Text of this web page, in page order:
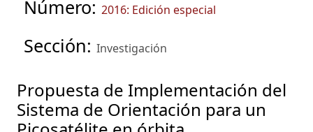
Número: 2016: Edición especial
Sección: Investigación
Propuesta de Implementación del
Sistema de Orientación para un